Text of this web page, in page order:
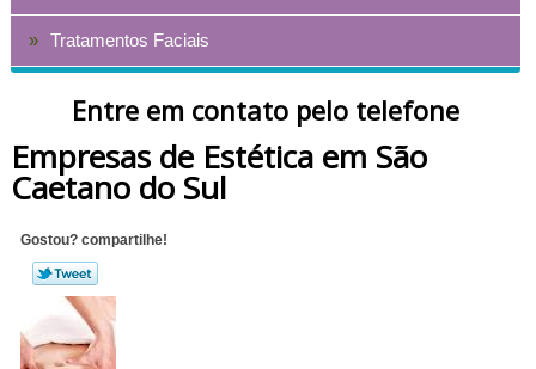
Tratamentos Faciais
Entre em contato pelo telefone
Empresas de Estética em São
Caetano do Sul
Gostou? compartilhe!